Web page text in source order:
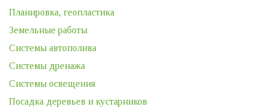
Планировка, геопластика
Земельные работы
Системы автополива
Системы дренажа
Системы освещения
Посадка деревьев и кустарников